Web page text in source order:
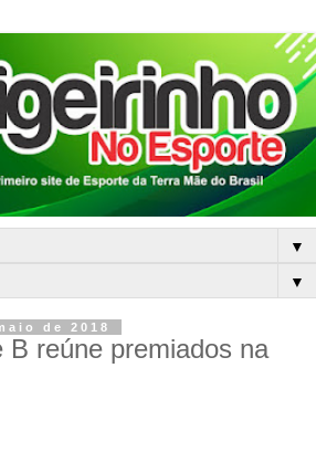
▼
▼
de 2018
B reúne premiados na